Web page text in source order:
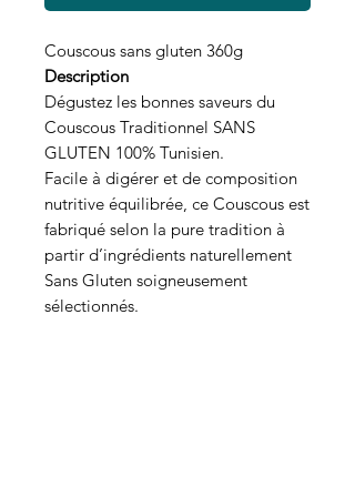
Couscous sans gluten 360g
Description
Dégustez les bonnes saveurs du
Couscous Traditionnel SANS
GLUTEN 100% Tunisien.
Facile à digérer et de composition
nutritive équilibrée, ce Couscous est
fabriqué selon la pure tradition à
partir d’ingrédients naturellement
Sans Gluten soigneusement
sélectionnés.